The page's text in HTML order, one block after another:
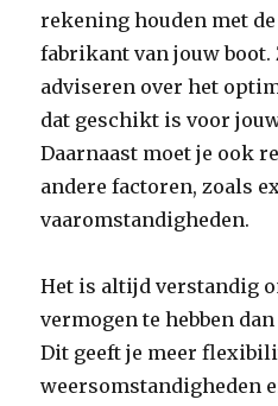
rekening houden met
fabrikant van jouw boot.
adviseren over het
dat geschikt is voor
Daarnaast moet je ook
andere factoren, zoals
vaaromstandigheden.
Het is altijd verstandig
vermogen te hebben
Dit geeft je meer
weersomstandigheden